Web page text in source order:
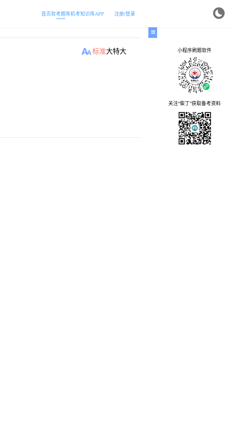
首页软考题库机考知识库APP 注册/登录
标准大特大 小程序刷题软件
关注“柴丁”获取备考资料